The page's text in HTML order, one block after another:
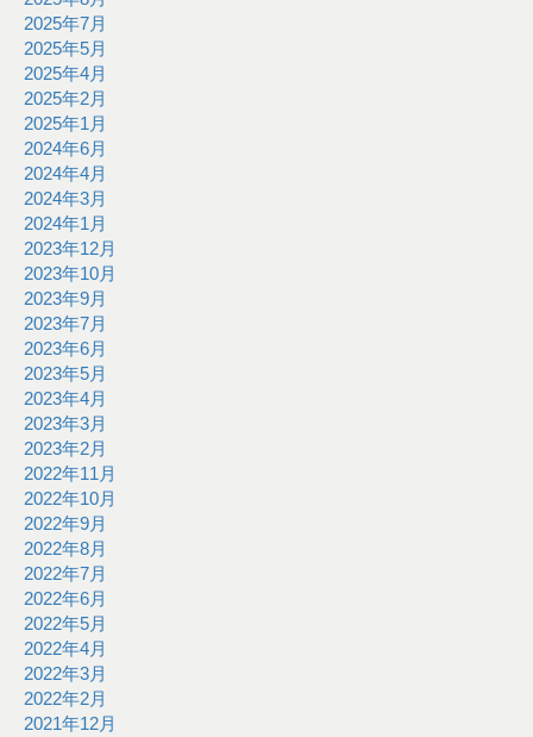
2025年7月
2025年5月
2025年4月
2025年2月
2025年1月
2024年6月
2024年4月
2024年3月
2024年1月
2023年12月
2023年10月
2023年9月
2023年7月
2023年6月
2023年5月
2023年4月
2023年3月
2023年2月
2022年11月
2022年10月
2022年9月
2022年8月
2022年7月
2022年6月
2022年5月
2022年4月
2022年3月
2022年2月
2021年12月